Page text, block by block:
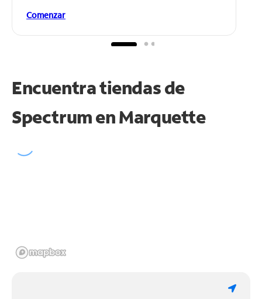
Comenzar
Encuentra tiendas de
Spectrum enMarquette